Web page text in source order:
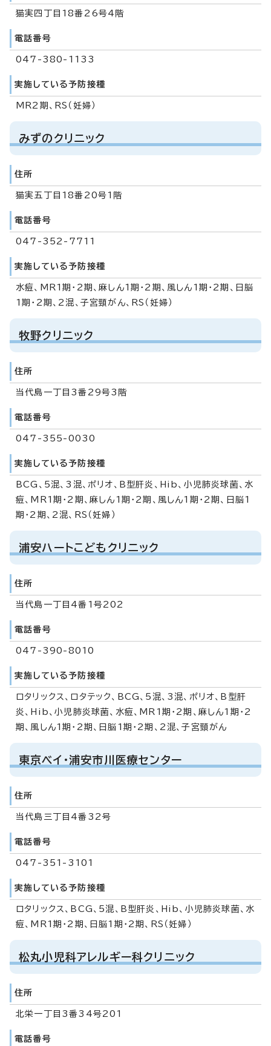
猫実四丁目18番26号4階
電話番号
047-380-1133
実施している予防接種
MR2期、RS（妊婦）
みずのクリニック
住所
猫実五丁目18番20号1階
電話番号
047-352-7711
実施している予防接種
水痘、MR1期・2期、麻しん1期・2期、風しん1期・2期、日脳
1期・2期、2混、子宮頸がん、RS（妊婦）
牧野クリニック
住所
当代島一丁目3番29号3階
電話番号
047-355-0030
実施している予防接種
BCG、5混、3混、ポリオ、B型肝炎、Hib、小児肺炎球菌、水
痘、MR1期・2期、麻しん1期・2期、風しん1期・2期、日脳1
期・2期、2混、RS（妊婦）
浦安ハートこどもクリニック
住所
当代島一丁目4番1号202
電話番号
047-390-8010
実施している予防接種
ロタリックス、ロタテック、BCG、5混、3混、ポリオ、B型肝
炎、Hib、小児肺炎球菌、水痘、MR1期・2期、麻しん1期・2
期、風しん1期・2期、日脳1期・2期、2混、子宮頸がん
東京ベイ・浦安市川医療センター
住所
当代島三丁目4番32号
電話番号
047-351-3101
実施している予防接種
ロタリックス、BCG、5混、B型肝炎、Hib、小児肺炎球菌、水
痘、MR1期・2期、日脳1期・2期、RS（妊婦）
松丸小児科アレルギー科クリニック
住所
北栄一丁目3番34号201
電話番号